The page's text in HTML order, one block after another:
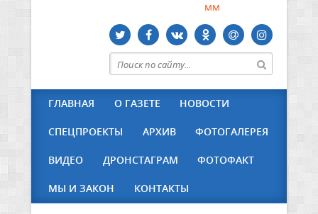
мм
ГЛАВНАЯ О ГАЗЕТЕ НОВОСТИ
СПЕЦПРОЕКТЫ АРХИВ ФОТОГАЛЕРЕЯ
ВИДЕО ДРОНСТАГРАМ ФОТОФАКТ
МЫ И ЗАКОН КОНТАКТЫ